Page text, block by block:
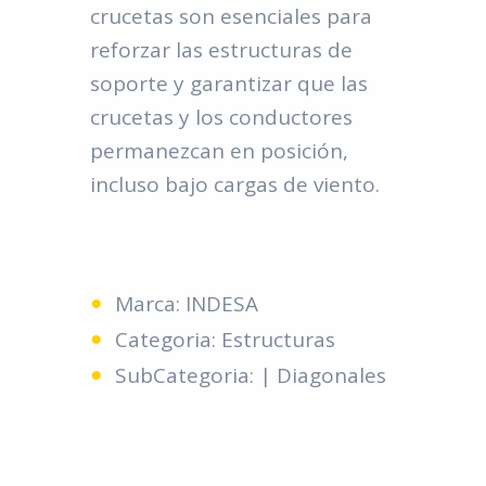
crucetas son esenciales para
reforzar las estructuras de
soporte y garantizar que las
crucetas y los conductores
permanezcan en posición,
incluso bajo cargas de viento.
Marca: INDESA
Categoria: Estructuras
SubCategoria: | Diagonales